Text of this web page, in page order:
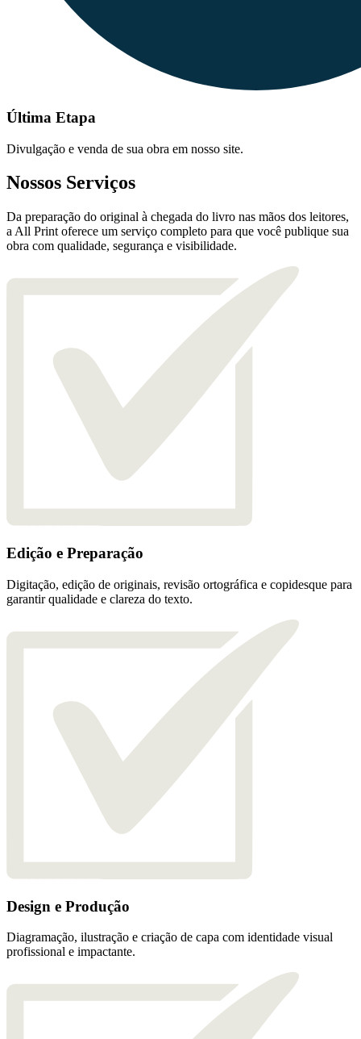
Última Etapa
Divulgação e venda de sua obra em nosso site.
Nossos Serviços
Da preparação do original à chegada do livro nas mãos dos leitores,
a All Print oferece um serviço completo para que você publique sua
obra com qualidade, segurança e visibilidade.
Edição e Preparação
Digitação, edição de originais, revisão ortográfica e copidesque para
garantir qualidade e clareza do texto.
Design e Produção
Diagramação, ilustração e criação de capa com identidade visual
profissional e impactante.